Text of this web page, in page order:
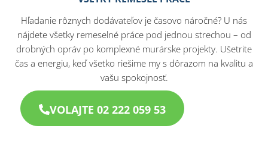
Hľadanie rôznych dodávateľov je časovo náročné? U nás
nájdete všetky remeselné práce pod jednou strechou – od
drobných opráv po komplexné murárske projekty. Ušetrite
čas a energiu, keď všetko riešime my s dôrazom na kvalitu a
vašu spokojnosť.
VOLAJTE 02 222 059 53